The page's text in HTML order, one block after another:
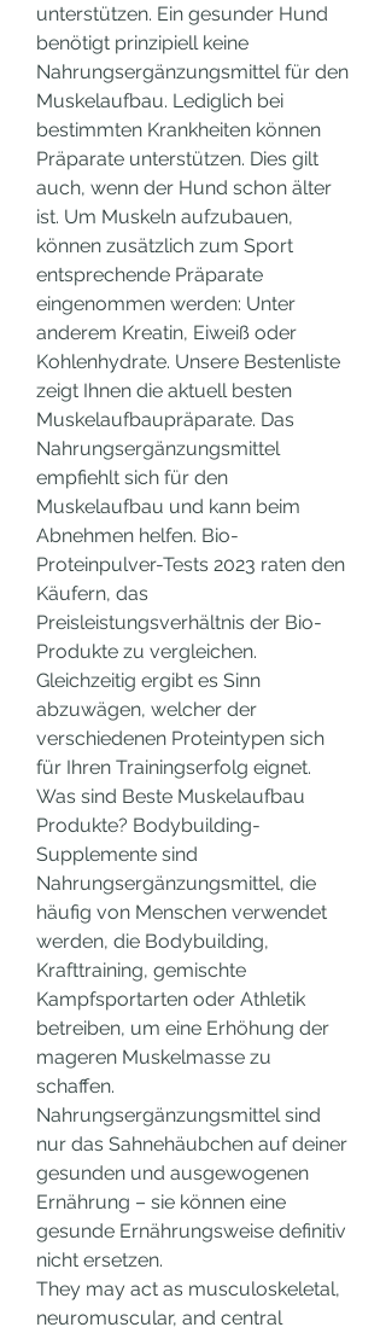
unterstützen. Ein gesunder Hund
benötigt prinzipiell keine
Nahrungsergänzungsmittel für den
Muskelaufbau. Lediglich bei
bestimmten Krankheiten können
Präparate unterstützen. Dies gilt
auch, wenn der Hund schon älter
ist. Um Muskeln aufzubauen,
können zusätzlich zum Sport
entsprechende Präparate
eingenommen werden: Unter
anderem Kreatin, Eiweiß oder
Kohlenhydrate. Unsere Bestenliste
zeigt Ihnen die aktuell besten
Muskelaufbaupräparate. Das
Nahrungsergänzungsmittel
empfiehlt sich für den
Muskelaufbau und kann beim
Abnehmen helfen. Bio-
Proteinpulver-Tests 2023 raten den
Käufern, das
Preisleistungsverhältnis der Bio-
Produkte zu vergleichen.
Gleichzeitig ergibt es Sinn
abzuwägen, welcher der
verschiedenen Proteintypen sich
für Ihren Trainingserfolg eignet.
Was sind Beste Muskelaufbau
Produkte? Bodybuilding-
Supplemente sind
Nahrungsergänzungsmittel, die
häufig von Menschen verwendet
werden, die Bodybuilding,
Krafttraining, gemischte
Kampfsportarten oder Athletik
betreiben, um eine Erhöhung der
mageren Muskelmasse zu
schaffen.
Nahrungsergänzungsmittel sind
nur das Sahnehäubchen auf deiner
gesunden und ausgewogenen
Ernährung – sie können eine
gesunde Ernährungsweise definitiv
nicht ersetzen.
They may act as musculoskeletal,
neuromuscular, and central